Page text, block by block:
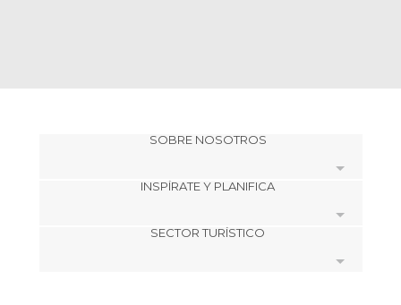
SOBRE NOSOTROS
INSPÍRATE Y PLANIFICA
SECTOR TURÍSTICO